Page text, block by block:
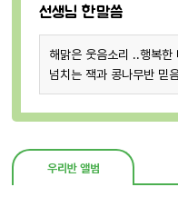
선생님 한말씀
해맑은 웃음소리 ..행복한
넘치는 잭과 콩나무반 믿
우리반 앨범